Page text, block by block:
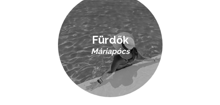
Fürdők
Máriapócs